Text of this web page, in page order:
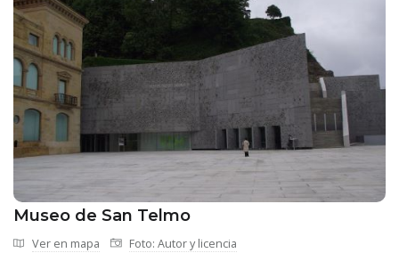
Museo de San Telmo
Ver en mapa Foto: Autor y licencia